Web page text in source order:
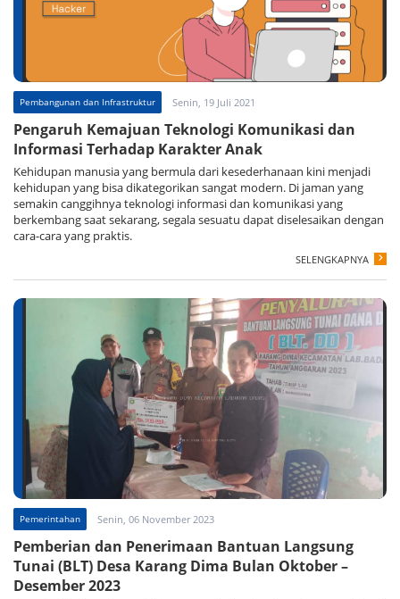
Pembangunan dan Infrastruktur Senin, 19 Juli 2021
Pengaruh Kemajuan Teknologi Komunikasi dan
Informasi Terhadap Karakter Anak
Kehidupan manusia yang bermula dari kesederhanaan kini menjadi
kehidupan yang bisa dikategorikan sangat modern. Di jaman yang
semakin canggihnya teknologi informasi dan komunikasi yang
berkembang saat sekarang, segala sesuatu dapat diselesaikan dengan
cara-cara yang praktis.
SELENGKAPNYA
Pemerintahan Senin, 06 November 2023
Pemberian dan Penerimaan Bantuan Langsung
Tunai (BLT) Desa Karang Dima Bulan Oktober –
Desember 2023